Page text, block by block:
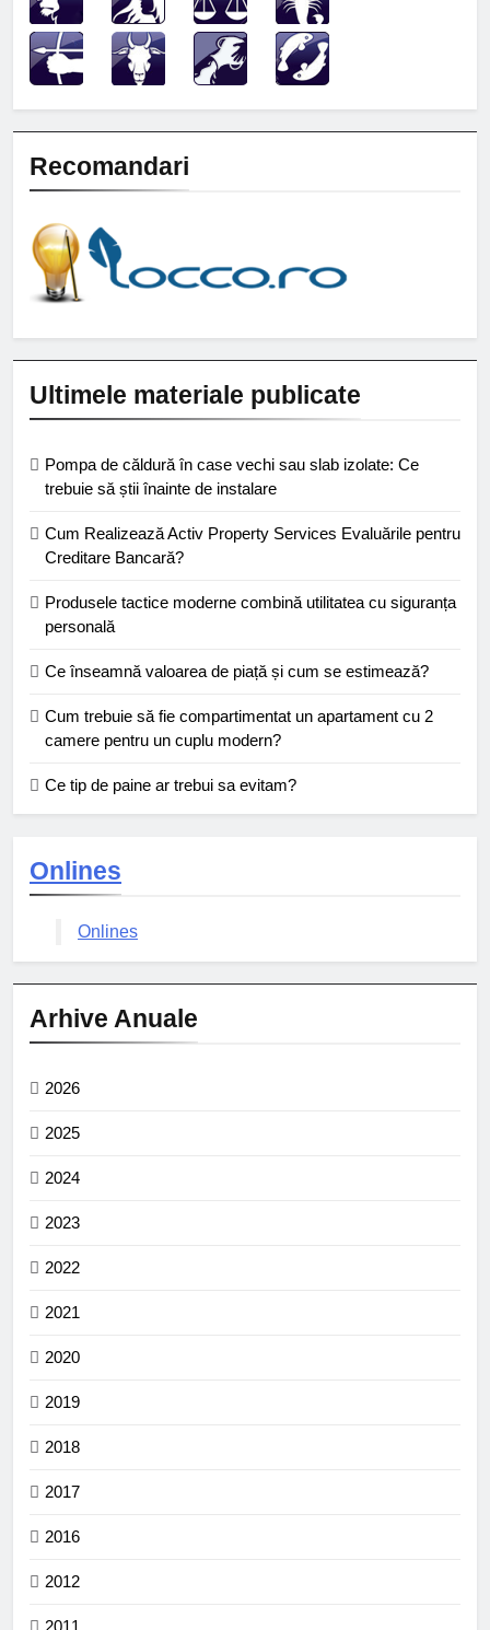
Recomandari
Ultimele materiale publicate
Pompa de căldură în case vechi sau slab izolate: Ce
trebuie să știi înainte de instalare
Cum Realizează Activ Property Services Evaluările pentru
Creditare Bancară?
Produsele tactice moderne combină utilitatea cu siguranța
personală
Ce înseamnă valoarea de piață și cum se estimează?
Cum trebuie să fie compartimentat un apartament cu 2
camere pentru un cuplu modern?
Ce tip de paine ar trebui sa evitam?
Onlines
Onlines
Arhive Anuale
2026
2025
2024
2023
2022
2021
2020
2019
2018
2017
2016
2012